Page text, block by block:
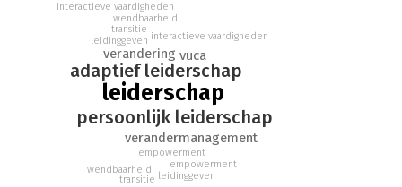
creëert waarde voor de organisatie en leidt tot een dynamiek in
de goede richting.
leiderschap
adaptief leiderschap
persoonlijk leiderschap
verandering vuca
verandermanagement
empowerment
leidinggeven
transitie
wendbaarheid
interactieve vaardigheden
empowerment
leidinggeven
transitie
wendbaarheid
interactieve vaardigheden